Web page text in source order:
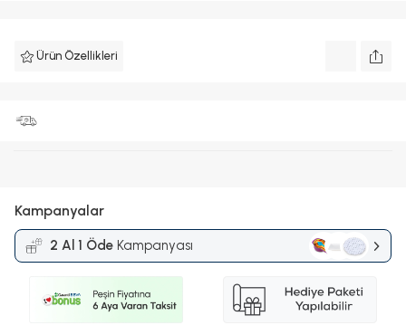
Ürün Özellikleri
Kampanyalar
2 Al 1 Öde Kampanyası